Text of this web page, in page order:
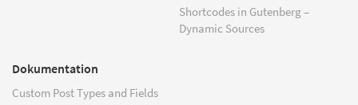
Shortcodes in Gutenberg –
Dynamic Sources
Dokumentation
Custom Post Types and Fields